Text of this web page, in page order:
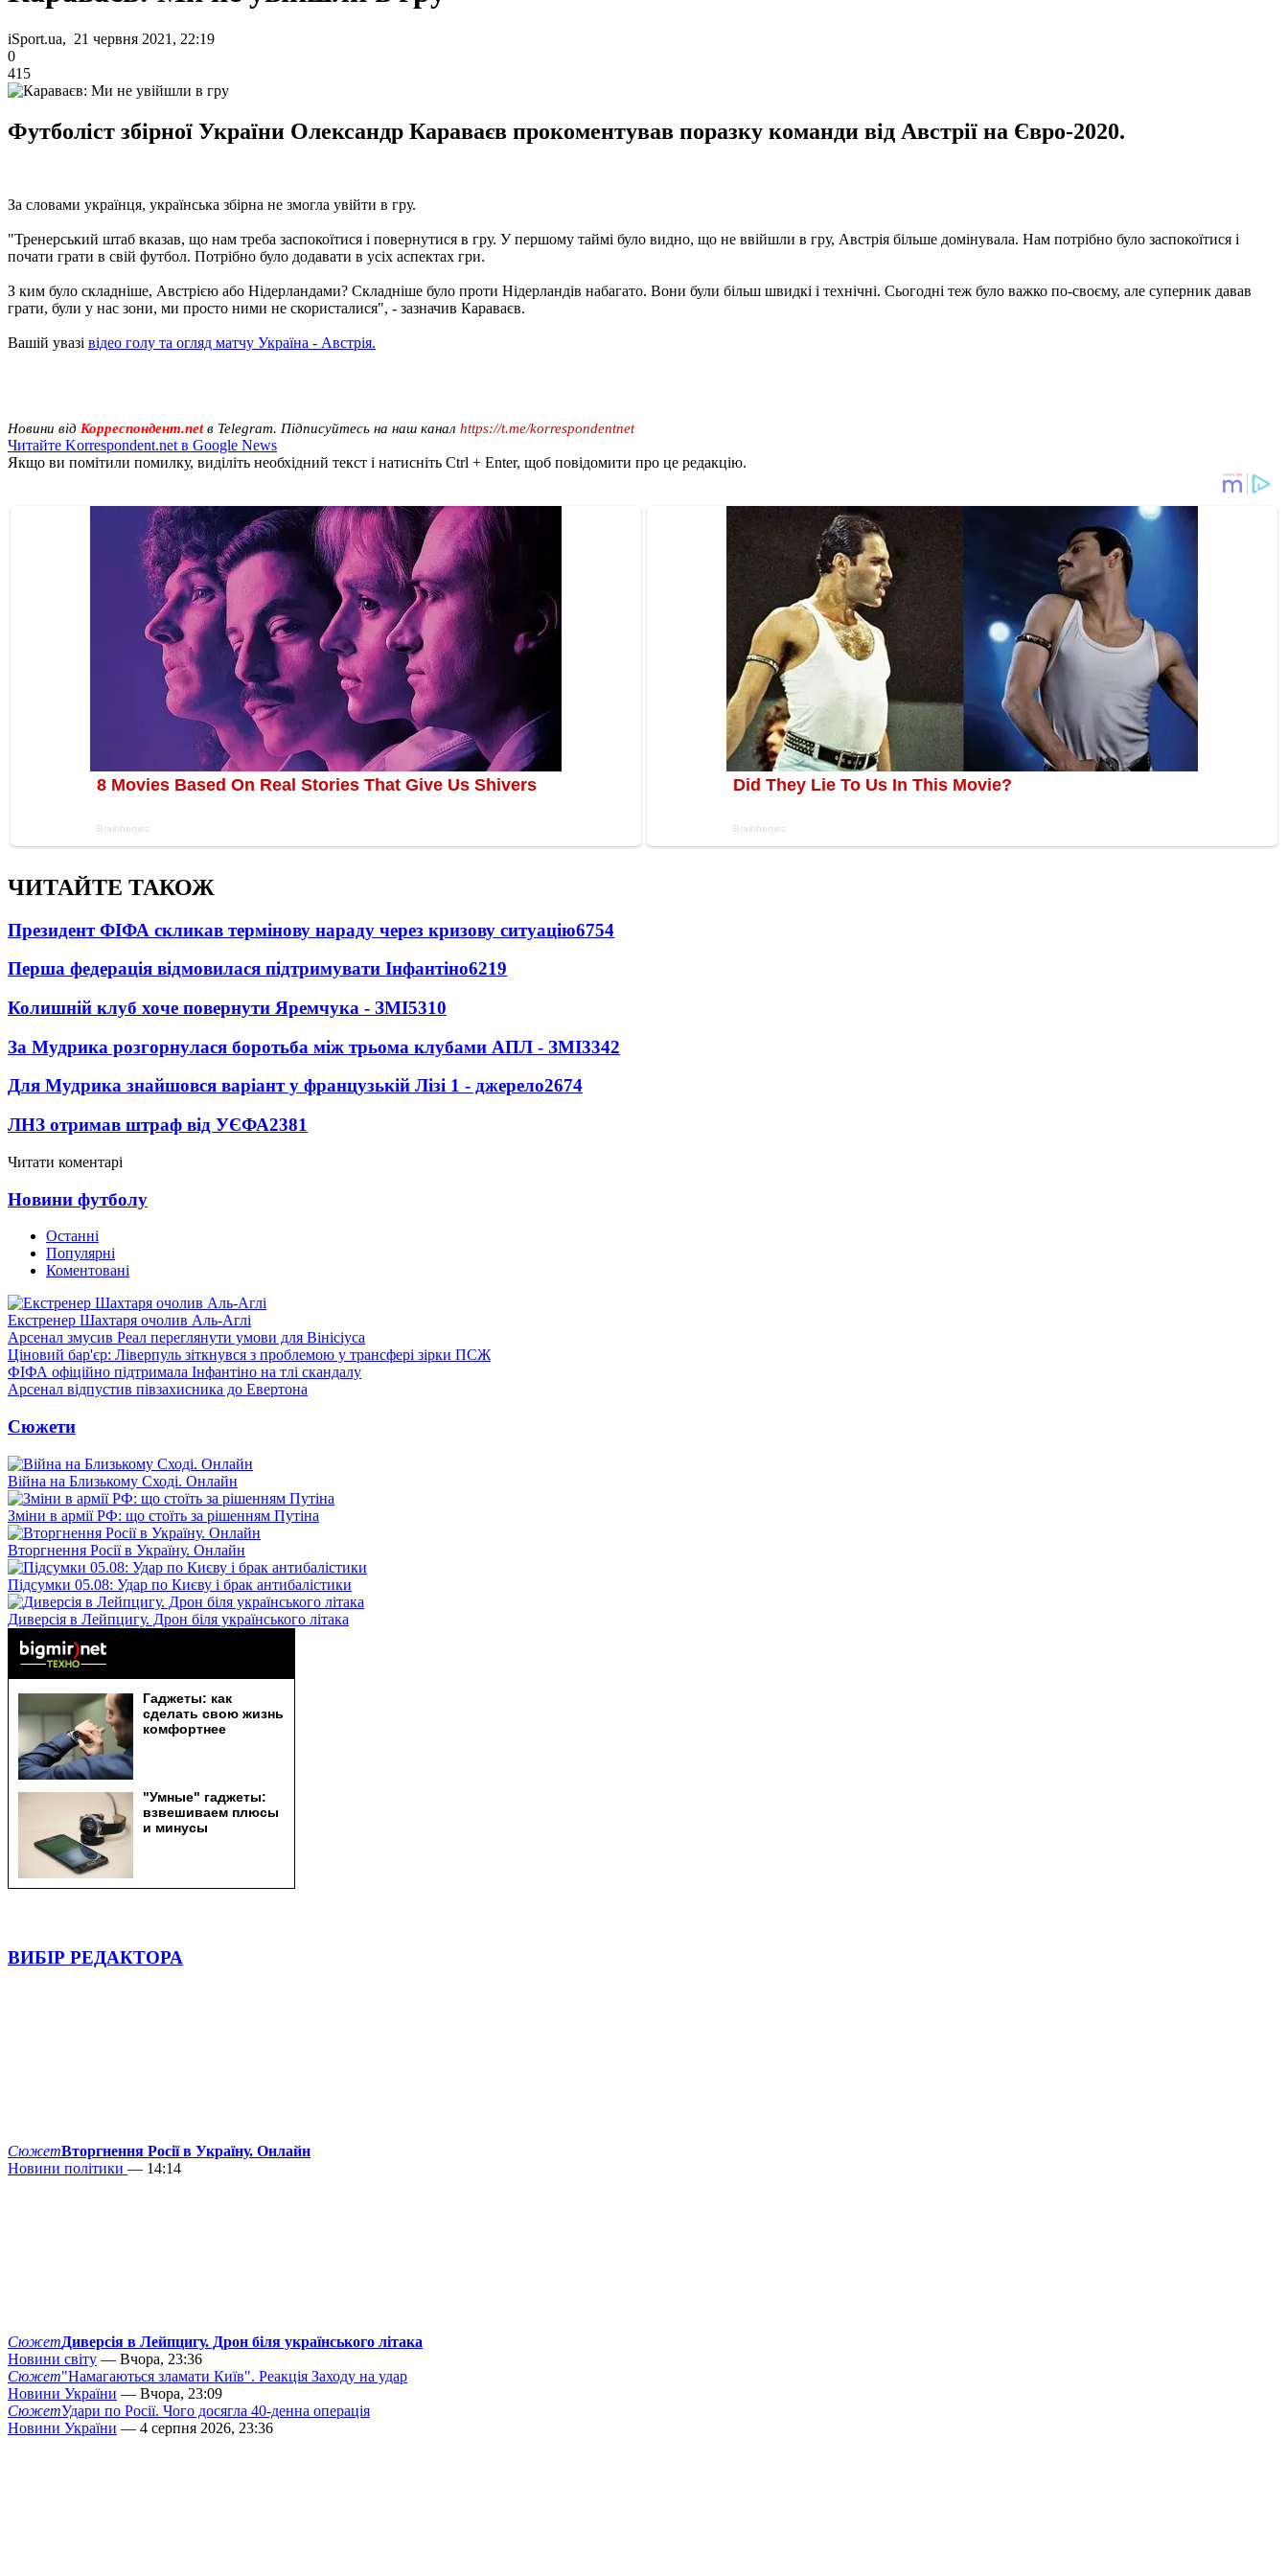
iSport.ua, 21 червня 2021, 22:19
0
415
Футболіст збірної України Олександр Караваєв прокоментував поразку команди від Австрії на Євро-2020.
За словами українця, українська збірна не змогла увійти в гру.
"Тренерський штаб вказав, що нам треба заспокоїтися і повернутися в гру. У першому таймі було видно, що не ввійшли в гру, Австрія більше домінувала. Нам потрібно було заспокоїтися і
почати грати в свій футбол. Потрібно було додавати в усіх аспектах гри.
З ким було складніше, Австрією або Нідерландами? Складніше було проти Нідерландів набагато. Вони були більш швидкі і технічні. Сьогодні теж було важко по-своєму, але суперник давав
грати, були у нас зони, ми просто ними не скористалися", - зазначив Караваєв.
Вашій увазі відео голу та огляд матчу Україна - Австрія.
Новини від Корреспондент.netв Telegram. Підписуйтесь на наш канал https://t.me/korrespondentnet
Читайте Korrespondent.net в Google News
Якщо ви помітили помилку, виділіть необхідний текст і натисніть Ctrl + Enter, щоб повідомити про це редакцію.
ЧИТАЙТЕ ТАКОЖ
Президент ФІФА скликав термінову нараду через кризову ситуацію6754
Перша федерація відмовилася підтримувати Інфантіно6219
Колишній клуб хоче повернути Яремчука - ЗМІ5310
За Мудрика розгорнулася боротьба між трьома клубами АПЛ - ЗМІ3342
Для Мудрика знайшовся варіант у французькій Лізі 1 - джерело2674
ЛНЗ отримав штраф від УЄФА2381
Читати коментарі
Новини футболу
Останні
Популярні
Коментовані
Екстренер Шахтаря очолив Аль-Аглі
Арсенал змусив Реал переглянути умови для Вінісіуса
Ціновий бар'єр: Ліверпуль зіткнувся з проблемою у трансфері зірки ПСЖ
ФІФА офіційно підтримала Інфантіно на тлі скандалу
Арсенал відпустив півзахисника до Евертона
Сюжети
Війна на Близькому Сході. Онлайн
Зміни в армії РФ: що стоїть за рішенням Путіна
Вторгнення Росії в Україну. Онлайн
Підсумки 05.08: Удар по Києву і брак антибалістики
Диверсія в Лейпцигу. Дрон біля українського літака
ВИБІР РЕДАКТОРА
СюжетВторгнення Росії в Україну. Онлайн
Новини політики — 14:14
СюжетДиверсія в Лейпцигу. Дрон біля українського літака
Новини світу — Вчора, 23:36
Сюжет"Намагаються зламати Київ". Реакція Заходу на удар
Новини України — Вчора, 23:09
СюжетУдари по Росії. Чого досягла 40-денна операція
Новини України — 4 серпня 2026, 23:36